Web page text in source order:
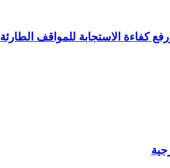
كفاءة الاستجابة للمواقف الطارئة